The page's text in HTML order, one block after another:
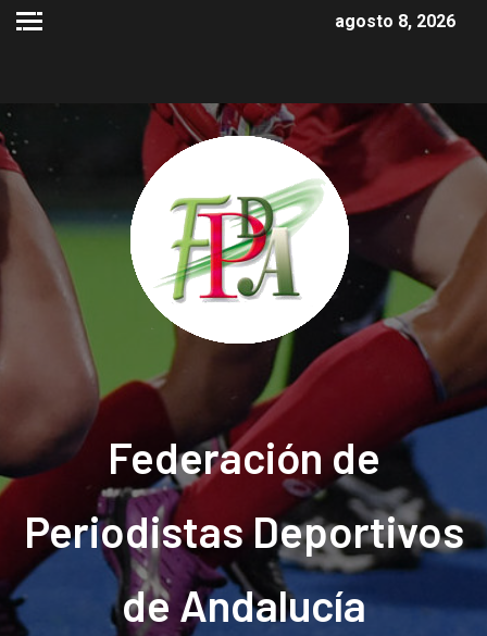
agosto 8, 2026
Federación de
Periodistas Deportivos
de Andalucía